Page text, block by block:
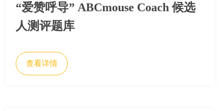
“爱赞呼导” ABCmouse Coach 候选
人测评题库
查看详情